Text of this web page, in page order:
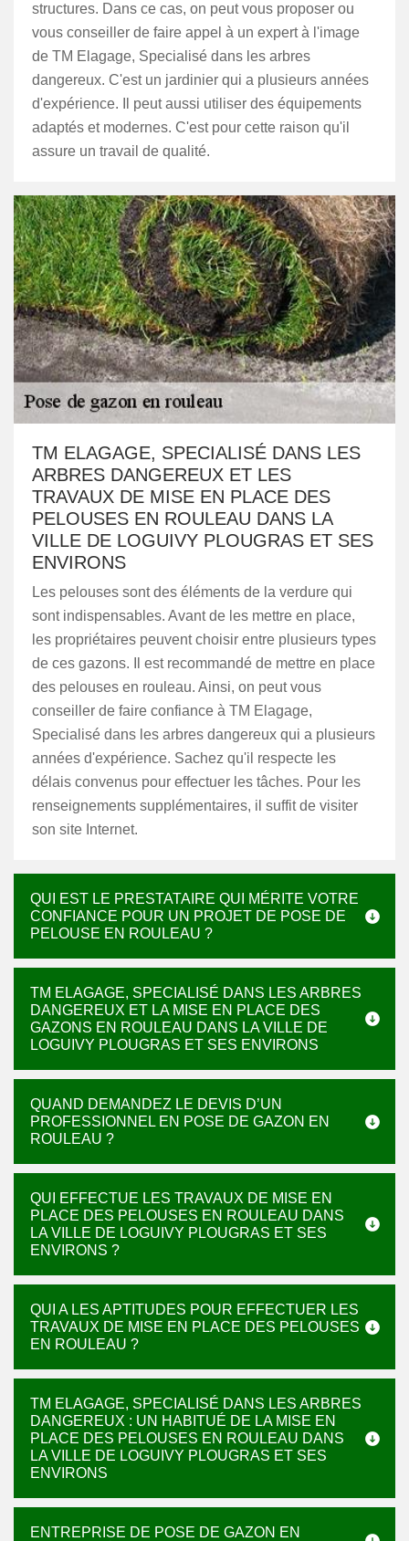
structures. Dans ce cas, on peut vous proposer ou
vous conseiller de faire appel à un expert à l'image
de TM Elagage, Specialisé dans les arbres
dangereux. C'est un jardinier qui a plusieurs années
d'expérience. Il peut aussi utiliser des équipements
adaptés et modernes. C'est pour cette raison qu'il
assure un travail de qualité.
TM ELAGAGE, SPECIALISÉ DANS LES
ARBRES DANGEREUX ET LES
TRAVAUX DE MISE EN PLACE DES
PELOUSES EN ROULEAU DANS LA
VILLE DE LOGUIVY PLOUGRAS ET SES
ENVIRONS
Les pelouses sont des éléments de la verdure qui
sont indispensables. Avant de les mettre en place,
les propriétaires peuvent choisir entre plusieurs types
de ces gazons. Il est recommandé de mettre en place
des pelouses en rouleau. Ainsi, on peut vous
conseiller de faire confiance à TM Elagage,
Specialisé dans les arbres dangereux qui a plusieurs
années d'expérience. Sachez qu'il respecte les
délais convenus pour effectuer les tâches. Pour les
renseignements supplémentaires, il suffit de visiter
son site Internet.
QUI EST LE PRESTATAIRE QUI MÉRITE VOTRE
CONFIANCE POUR UN PROJET DE POSE DE
PELOUSE EN ROULEAU ?
TM ELAGAGE, SPECIALISÉ DANS LES ARBRES
DANGEREUX ET LA MISE EN PLACE DES
GAZONS EN ROULEAU DANS LA VILLE DE
LOGUIVY PLOUGRAS ET SES ENVIRONS
QUAND DEMANDEZ LE DEVIS D’UN
PROFESSIONNEL EN POSE DE GAZON EN
ROULEAU ?
QUI EFFECTUE LES TRAVAUX DE MISE EN
PLACE DES PELOUSES EN ROULEAU DANS
LA VILLE DE LOGUIVY PLOUGRAS ET SES
ENVIRONS ?
QUI A LES APTITUDES POUR EFFECTUER LES
TRAVAUX DE MISE EN PLACE DES PELOUSES
EN ROULEAU ?
TM ELAGAGE, SPECIALISÉ DANS LES ARBRES
DANGEREUX : UN HABITUÉ DE LA MISE EN
PLACE DES PELOUSES EN ROULEAU DANS
LA VILLE DE LOGUIVY PLOUGRAS ET SES
ENVIRONS
ENTREPRISE DE POSE DE GAZON EN